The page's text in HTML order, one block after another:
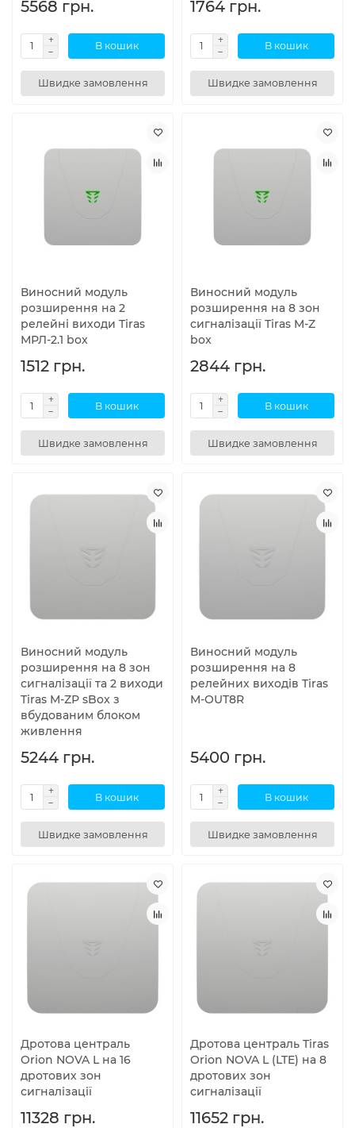
5568 грн.
В кошик
Швидке замовлення
1764 грн.
В кошик
Швидке замовлення
Виносний модуль
розширення на 2
релейні виходи Tiras
МРЛ-2.1 box
1512 грн.
В кошик
Швидке замовлення
Виносний модуль
розширення на 8 зон
сигналізації Tiras M-Z
box
2844 грн.
В кошик
Швидке замовлення
Виносний модуль
розширення на 8 зон
сигналізації та 2 виходи
Tiras M-ZР sBox з
вбудованим блоком
живлення
5244 грн.
В кошик
Швидке замовлення
Виносний модуль
розширення на 8
релейних виходів Tiras
M-OUT8R
5400 грн.
В кошик
Швидке замовлення
Дротова централь
Orion NOVA L на 16
дротових зон
сигналізації
11328 грн.
Дротова централь Tiras
Orion NOVA L (LTE) на 8
дротових зон
сигналізації
11652 грн.